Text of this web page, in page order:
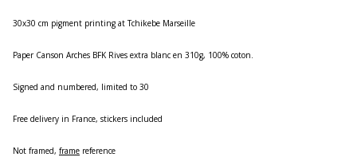
30x30 cm pigment printing at Tchikebe Marseille
Paper Canson Arches BFK Rives extra blanc en 310g, 100% coton.
Signed and numbered, limited to 30
Free delivery in France, stickers included
Not framed, frame reference